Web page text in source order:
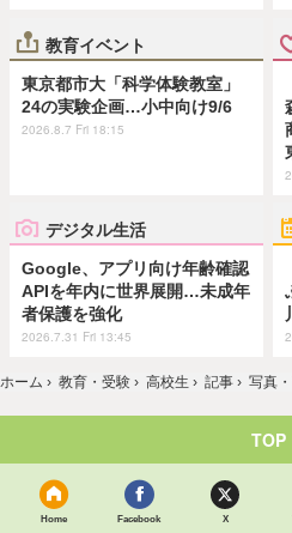
教育イベント
東京都市大「科学体験教室」
24の実験企画…小中向け9/6
2026.8.7 Fri 18:15
デジタル生活
Google、アプリ向け年齢確認
APIを年内に世界展開…未成年
者保護を強化
2026.7.31 Fri 13:45
ホーム › 教育・受験 › 高校生 › 記事 › 写真
TOP
Home Facebook X